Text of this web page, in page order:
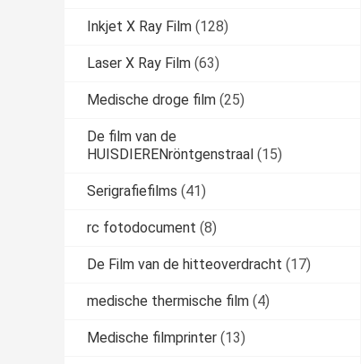
Inkjet X Ray Film (128)
Laser X Ray Film (63)
Medische droge film (25)
De film van de
HUISDIERENröntgenstraal (15)
Serigrafiefilms (41)
rc fotodocument (8)
De Film van de hitteoverdracht (17)
medische thermische film (4)
Medische filmprinter (13)